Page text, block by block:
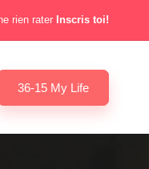
rien rater Inscris toi!
36-15 My Life